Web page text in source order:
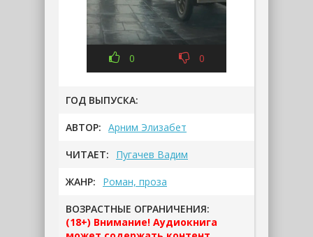
0 0
ГОД ВЫПУСКА:
АВТОР: Арним Элизабет
ЧИТАЕТ: Пугачев Вадим
ЖАНР: Роман, проза
ВОЗРАСТНЫЕ ОГРАНИЧЕНИЯ:
(18+) Внимание! Аудиокнига